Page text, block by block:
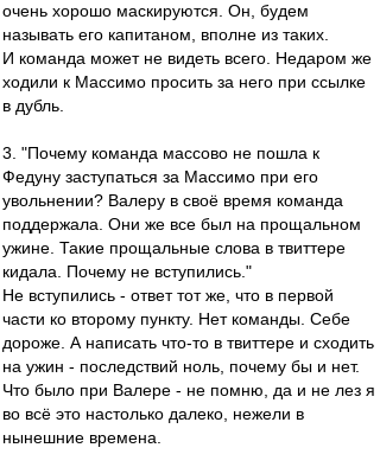
очень хорошо маскируются. Он, будем
называть его капитаном, вполне из таких.
И команда может не видеть всего. Недаром же
ходили к Массимо просить за него при ссылке
в дубль.
3. "Почему команда массово не пошла к
Федуну заступаться за Массимо при его
увольнении? Валеру в своё время команда
поддержала. Они же все был на прощальном
ужине. Такие прощальные слова в твиттере
кидала. Почему не вступились."
Не вступились - ответ тот же, что в первой
части ко второму пункту. Нет команды. Себе
дороже. А написать что-то в твиттере и сходить
на ужин - последствий ноль, почему бы и нет.
Что было при Валере - не помню, да и не лез я
во всё это настолько далеко, нежели в
нынешние времена.